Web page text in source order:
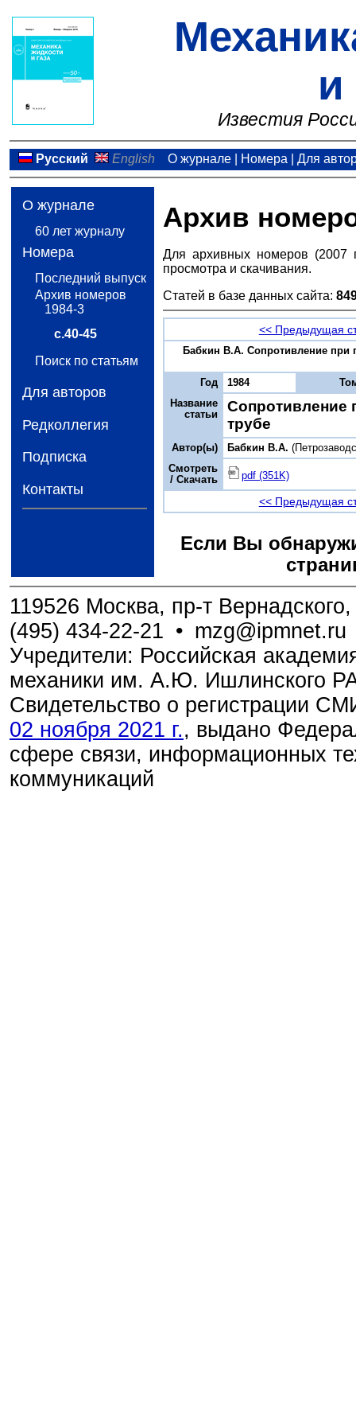
и
Известия
Русский English О журнале| Номера Для
О журнале
60 лет журналу
Номера
Последний выпуск
Архив номеров
1984-3
с.40-45
Поиск по статьям
Для авторов
Редколлегия
Подписка
Контакты
Архив
Для архивных номеров (2007
просмотра и скачивания.
Статей в базе данных сайта:
<< Предыдущая
Бабкин В.А. Сопротивление при
Год 1984
Название
статьи
Сопротивление
трубе
Автор(ы) Бабкин В.А.
Смотреть
/ Скачать
pdf (351K)
<< Предыдущая
Если Вы
119526 Москва, пр-т
(495) 434-22-21 • mzg@ipmnet.ru
Учредители: Российская
механики им. А.Ю. Ишлинского
Свидетельство о регистрации
02 ноября 2021 г., выдано
сфере связи, информационных
коммуникаций